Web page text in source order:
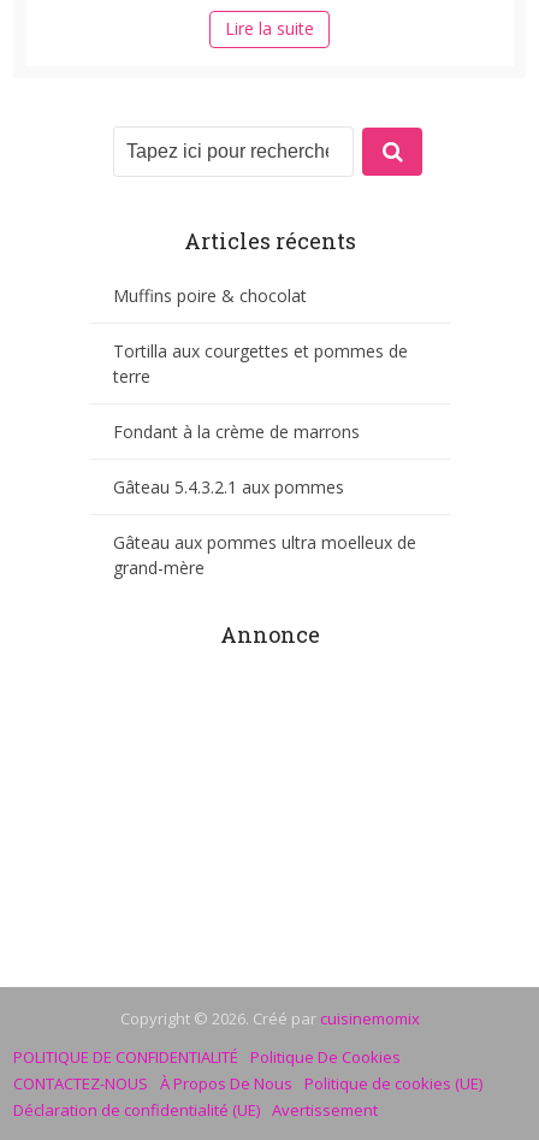
Lire la suite
Articles récents
Muffins poire & chocolat
Tortilla aux courgettes et pommes de
terre
Fondant à la crème de marrons
Gâteau 5.4.3.2.1 aux pommes
Gâteau aux pommes ultra moelleux de
grand-mère
Annonce
Copyright © 2026. Créé par cuisinemomix
POLITIQUE DE CONFIDENTIALITÉ
Politique De Cookies
CONTACTEZ-NOUS
À Propos De Nous
Politique de cookies (UE)
Déclaration de confidentialité (UE) Avertissement